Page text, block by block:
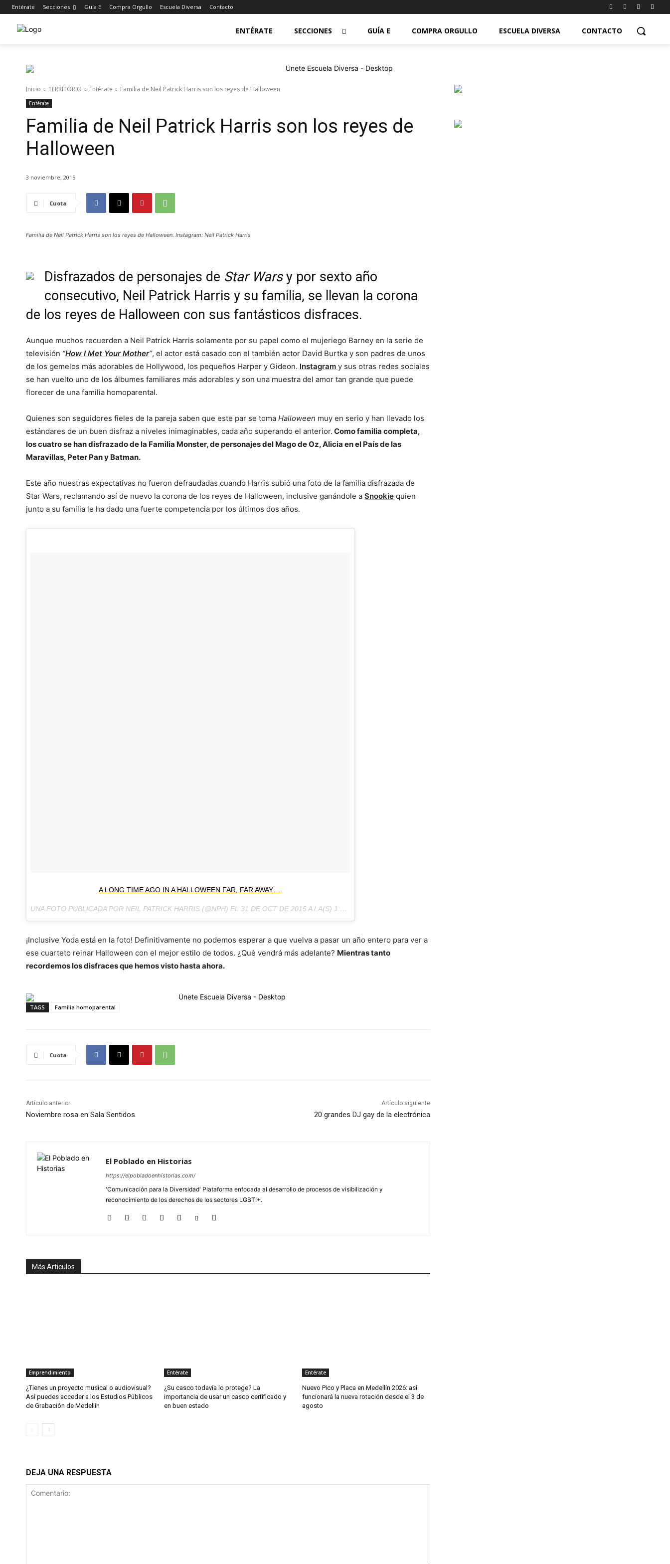
Entérate Secciones Guía E Compra Orgullo Escuela Diversa Contacto
ENTÉRATE SECCIONES GUÍA E COMPRA ORGULLO ESCUELA DIVERSA CONTACTO
Inicio TERRITORIO Entérate Familia de Neil Patrick Harris son los reyes de Halloween
Entérate
Familia de Neil Patrick Harris son los reyes de
Halloween
3 noviembre, 2015
Cuota
Familia de Neil Patrick Harris son los reyes de Halloween. Instagram: Neil Patrick Harris
Disfrazados de personajes de Star Warsy por sexto año
consecutivo, Neil Patrick Harris y su familia, se llevan la corona
de los reyes de Halloween con sus fantásticos disfraces.
Aunque muchos recuerden a Neil Patrick Harris solamente por su papel como el mujeriego Barney en la serie de
televisión “How I Met Your Mother”, el actor está casado con el también actor David Burtka y son padres de unos
de los gemelos más adorables de Hollywood, los pequeños Harper y Gideon. Instagram y sus otras redes sociales
se han vuelto uno de los álbumes familiares más adorables y son una muestra del amor tan grande que puede
florecer de una familia homoparental.
Quienes son seguidores fieles de la pareja saben que este par se toma Halloween muy en serio y han llevado los
estándares de un buen disfraz a niveles inimaginables, cada año superando el anterior. Como familia completa,
los cuatro se han disfrazado de la Familia Monster, de personajes del Mago de Oz, Alicia en el País de las
Maravillas, Peter Pan y Batman.
Este año nuestras expectativas no fueron defraudadas cuando Harris subió una foto de la familia disfrazada de
Star Wars, reclamando así de nuevo la corona de los reyes de Halloween, inclusive ganándole a Snookie quien
junto a su familia le ha dado una fuerte competencia por los últimos dos años.
A LONG TIME AGO IN A HALLOWEEN FAR, FAR AWAY….
UNA FOTO PUBLICADA POR NEIL PATRICK HARRIS (@NPH) EL 31 DE OCT DE 2015 A LA(S) 1:54 PDT
¡Inclusive Yoda está en la foto! Definitivamente no podemos esperar a que vuelva a pasar un año entero para ver a
ese cuarteto reinar Halloween con el mejor estilo de todos. ¿Qué vendrá más adelante? Mientras tanto
recordemos los disfraces que hemos visto hasta ahora.
TAGS Familia homoparental
Cuota
Artículo anterior
Noviembre rosa en Sala Sentidos
Artículo siguiente
20 grandes DJ gay de la electrónica
El Poblado en Historias
https://elpobladoenhistorias.com/
'Comunicación para la Diversidad' Plataforma enfocada al desarrollo de procesos de visibilización y
reconocimiento de los derechos de los sectores LGBTI+.
Más Articulos
Emprendimiento
¿Tienes un proyecto musical o audiovisual?
Así puedes acceder a los Estudios Públicos
de Grabación de Medellín
Entérate
¿Su casco todavía lo protege? La
importancia de usar un casco certificado y
en buen estado
Entérate
Nuevo Pico y Placa en Medellín 2026: así
funcionará la nueva rotación desde el 3 de
agosto
DEJA UNA RESPUESTA